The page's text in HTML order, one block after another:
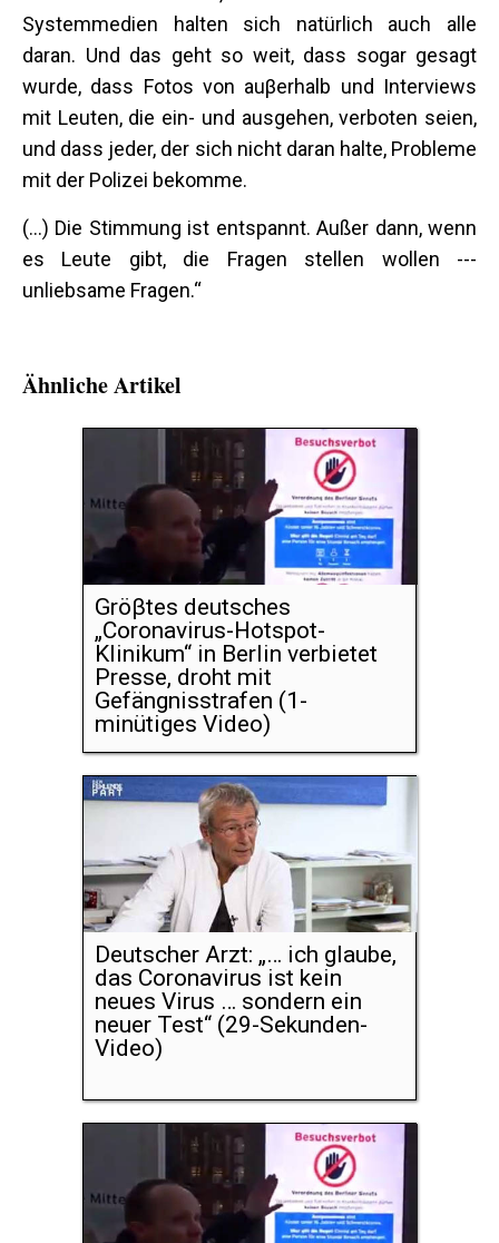
Systemmedien halten sich natürlich auch alle
daran. Und das geht so weit, dass sogar gesagt
wurde, dass Fotos von auβerhalb und Interviews
mit Leuten, die ein- und ausgehen, verboten seien,
und dass jeder, der sich nicht daran halte, Probleme
mit der Polizei bekomme.
(...) Die Stimmung ist entspannt. Außer dann, wenn
es Leute gibt, die Fragen stellen wollen ---
unliebsame Fragen.“
Ähnliche Artikel
Gröβtes deutsches
„Coronavirus-Hotspot-
Klinikum“ in Berlin verbietet
Presse, droht mit
Gefängnisstrafen (1-
minütiges Video)
Deutscher Arzt: „… ich glaube,
das Coronavirus ist kein
neues Virus … sondern ein
neuer Test“ (29-Sekunden-
Video)